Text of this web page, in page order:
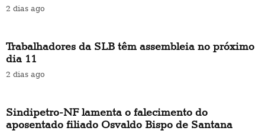
2 dias ago
Trabalhadores da SLB têm assembleia no próximo
dia 11
2 dias ago
Sindipetro-NF lamenta o falecimento do
aposentado filiado Osvaldo Bispo de Santana